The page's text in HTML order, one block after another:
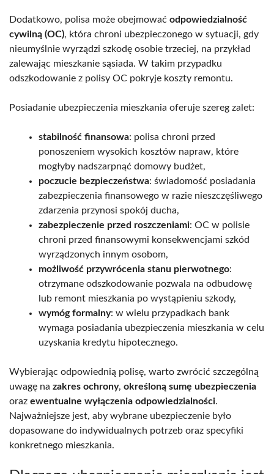
Dodatkowo, polisa może obejmować odpowiedzialność
cywilną (OC), która chroni ubezpieczonego w sytuacji, gdy
nieumyślnie wyrządzi szkodę osobie trzeciej, na przykład
zalewając mieszkanie sąsiada. W takim przypadku
odszkodowanie z polisy OC pokryje koszty remontu.
Posiadanie ubezpieczenia mieszkania oferuje szereg zalet:
stabilność finansowa: polisa chroni przed
ponoszeniem wysokich kosztów napraw, które
mogłyby nadszarpnąć domowy budżet,
poczucie bezpieczeństwa: świadomość posiadania
zabezpieczenia finansowego w razie nieszczęśliwego
zdarzenia przynosi spokój ducha,
zabezpieczenie przed roszczeniami: OC w polisie
chroni przed finansowymi konsekwencjami szkód
wyrządzonych innym osobom,
możliwość przywrócenia stanu pierwotnego:
otrzymane odszkodowanie pozwala na odbudowę
lub remont mieszkania po wystąpieniu szkody,
wymóg formalny: w wielu przypadkach bank
wymaga posiadania ubezpieczenia mieszkania w celu
uzyskania kredytu hipotecznego.
Wybierając odpowiednią polisę, warto zwrócić szczególną
uwagę na zakres ochrony, określoną sumę ubezpieczenia
oraz ewentualne wyłączenia odpowiedzialności.
Najważniejsze jest, aby wybrane ubezpieczenie było
dopasowane do indywidualnych potrzeb oraz specyfiki
konkretnego mieszkania.